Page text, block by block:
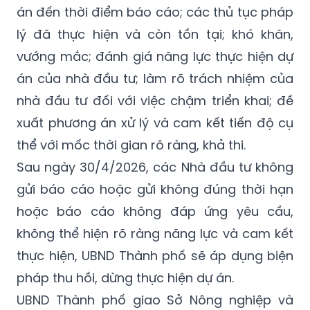
án đến thời điểm báo cáo; các thủ tục pháp
lý đã thực hiện và còn tồn tại; khó khăn,
vướng mắc; đánh giá năng lực thực hiện dự
án của nhà đầu tư; làm rõ trách nhiệm của
nhà đầu tư đối với việc chậm triển khai; đề
xuất phương án xử lý và cam kết tiến độ cụ
thể với mốc thời gian rõ ràng, khả thi.
Sau ngày 30/4/2026, các Nhà đầu tư không
gửi báo cáo hoặc gửi không đúng thời hạn
hoặc báo cáo không đáp ứng yêu cầu,
không thể hiện rõ ràng năng lực và cam kết
thực hiện, UBND Thành phố sẽ áp dụng biện
pháp thu hồi, dừng thực hiện dự án.
UBND Thành phố giao Sở Nông nghiệp và